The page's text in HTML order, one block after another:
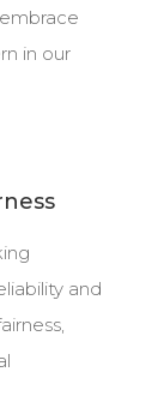
in our
and